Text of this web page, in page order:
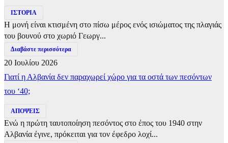
ΙΣΤΟΡΙΑ
Η μονή είναι κτισμένη στο πίσω μέρος ενός ισιώματος της πλαγιάς
του βουνού στο χωριό Γεωργ...
Διαβάστε περισσότερα
20 Ιουλίου 2026
Γιατί η Αλβανία δεν παραχωρεί χώρο για τα οστά των πεσόντων
του ‘40;
ΑΠΟΨΕΙΣ
Ενώ η πρώτη ταυτοποίηση πεσόντος στο έπος του 1940 στην
Αλβανία έγινε, πρόκειται για τον έφεδρο λοχί...